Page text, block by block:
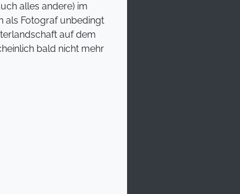
alles andere) im
als Fotograf unbedingt
auf dem
bald nicht mehr